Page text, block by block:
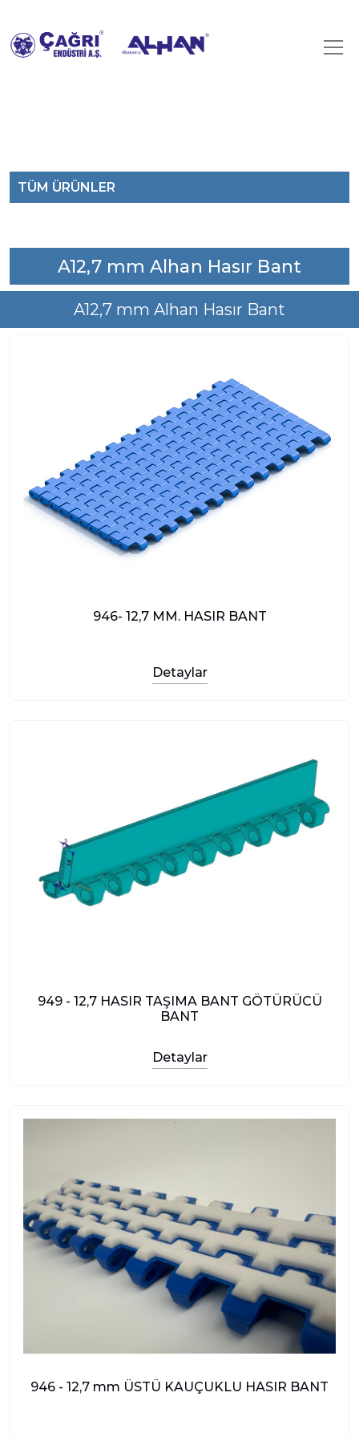
TÜM ÜRÜNLER
A12,7 mm Alhan Hasır Bant
A12,7 mm Alhan Hasır Bant
946- 12,7 MM. HASIR BANT
Detaylar
949 - 12,7 HASIR TAŞIMA BANT GÖTÜRÜCÜ
BANT
Detaylar
946 - 12,7 mm ÜSTÜ KAUÇUKLU HASIR BANT